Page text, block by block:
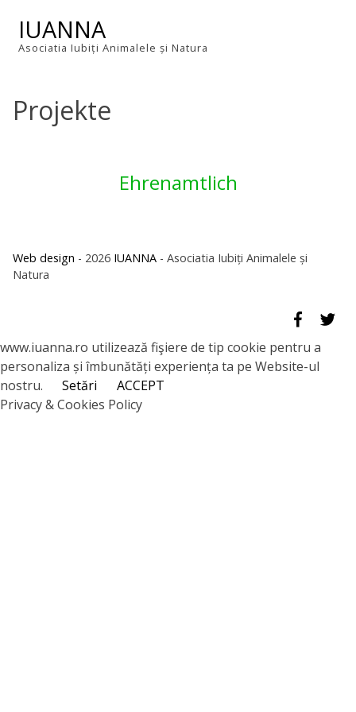
content
IUANNA
Asociatia Iubiți Animalele și Natura
Projekte
Ehrenamtlich
Web design - 2026 IUANNA - Asociatia Iubiți Animalele și
Natura
www.iuanna.ro utilizează fişiere de tip cookie pentru a
personaliza și îmbunătăți experiența ta pe Website-ul
nostru.
Setări
ACCEPT
Privacy & Cookies Policy